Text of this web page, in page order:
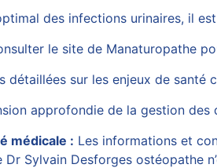
des infections urinaires, il
le site de Manaturopathe
détaillées sur les enjeux de santé
approfondie de la gestion
médicale : Les informations et
Sylvain Desforges ostéopathe